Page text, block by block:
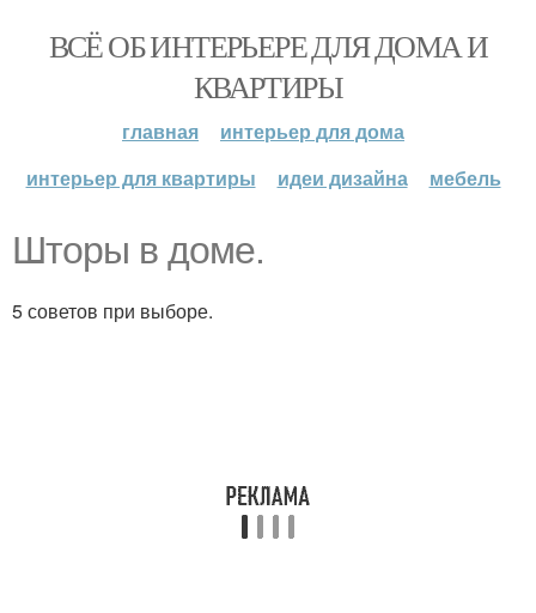
ВСЁ ОБ ИНТЕРЬЕРЕ ДЛЯ ДОМА И
КВАРТИРЫ
главная
интерьер для дома
интерьер для квартиры
идеи дизайна мебель
Шторы в доме.
5 советов при выборе.